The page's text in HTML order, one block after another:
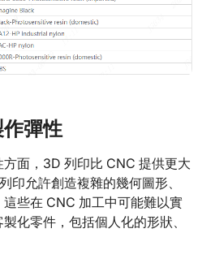
彈性
面，3D 列印比 CNC 提供更大
印允許創造複雜的幾何圖形、
些在 CNC 加工中可能難以實
化零件，包括個人化的形狀、